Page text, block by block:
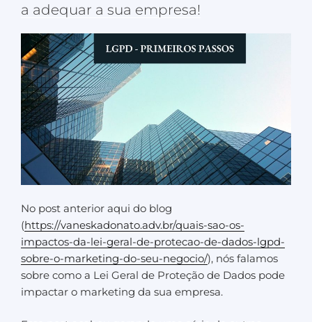
a adequar a sua empresa!
No post anterior aqui do blog
(https://vaneskadonato.adv.br/quais-sao-os-
impactos-da-lei-geral-de-protecao-de-dados-lgpd-
sobre-o-marketing-do-seu-negocio/), nós falamos
sobre como a Lei Geral de Proteção de Dados pode
impactar o marketing da sua empresa.